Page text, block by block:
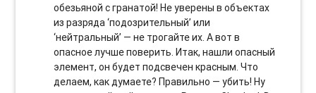
обезьяной с гранатой! Не уверены в объектах
из разряда ‘подозрительный’ или
‘нейтральный’ — не трогайте их. А вот в
опасное лучше поверить. Итак, нашли опасный
элемент, он будет подсвечен красным. Что
делаем, как думаете? Правильно — убить! Ну